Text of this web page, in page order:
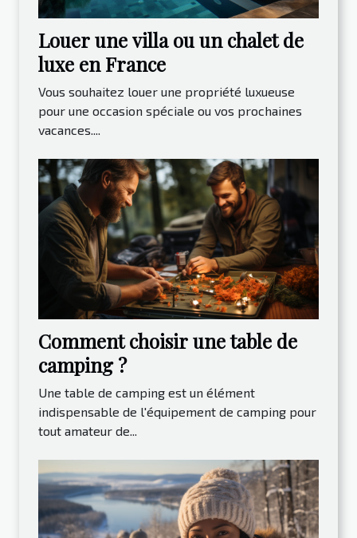
Louer une villa ou un chalet de
luxe en France
Vous souhaitez louer une propriété luxueuse
pour une occasion spéciale ou vos prochaines
vacances....
Comment choisir une table de
camping ?
Une table de camping est un élément
indispensable de l'équipement de camping pour
tout amateur de...